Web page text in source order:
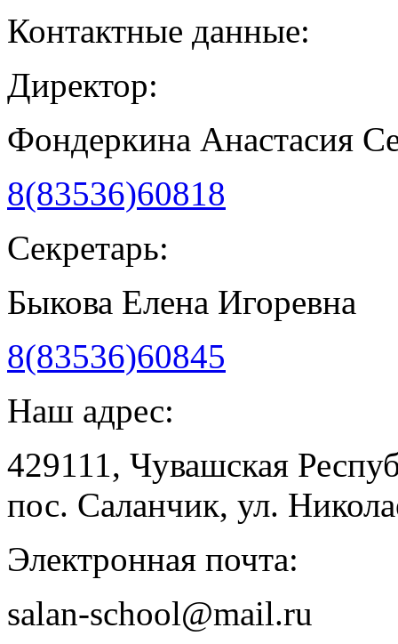
Контактные данные:
Директор:
Фондеркина Анастасия
8(83536)60818
Секретарь:
Быкова Елена Игоревна
8(83536)60845
Наш адрес:
429111, Чувашская
пос. Саланчик, ул.
Электронная почта:
salan-school@mail.ru